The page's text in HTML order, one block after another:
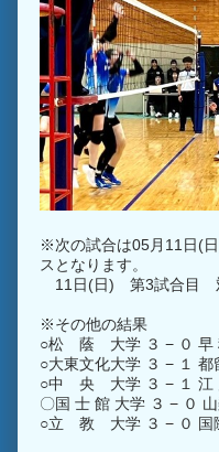
※次の試合は05月11日(
スとなります。
11日(日) 第3試合
※その他の結果
○松 蔭 大学 ３ − ０ 早
○大東文化大学 ３ − １ 都
○中 央 大学 ３ − １ 江
〇国 士 館 大学 ３ − ０
○立 教 大学 ３ − ０ 国